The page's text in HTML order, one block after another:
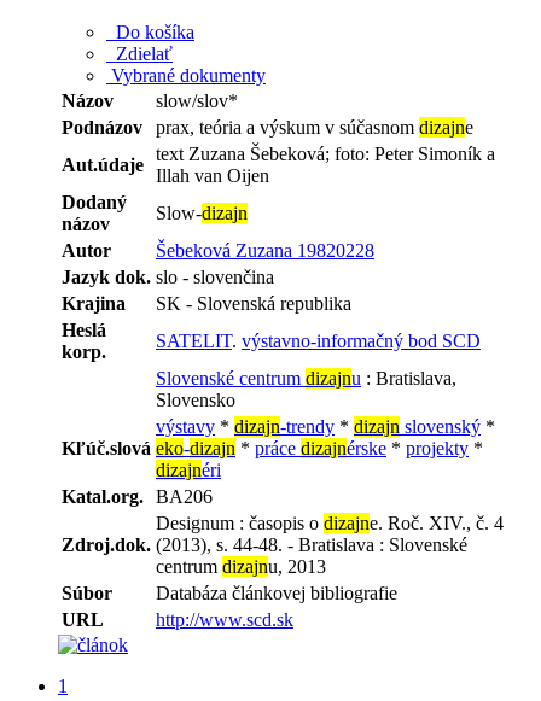
Do košíka
Zdielať
Vybrané dokumenty
Názov
slow/slov*
Podnázov
prax, teória a výskum v súčasnom dizajne
Aut.údaje
text Zuzana Šebeková; foto: Peter Simoník a
Illah van Oijen
Dodaný
názov
Slow-dizajn
Autor
Šebeková Zuzana 19820228
Jazyk dok. slo - slovenčina
Krajina
SK - Slovenská republika
Heslá
korp.
SATELIT. výstavno-informačný bod SCD
Slovenské centrum dizajnu : Bratislava,
Slovensko
Kľúč.slová
výstavy * dizajn-trendy * dizajn slovenský *
eko-dizajn * práce dizajnérske * projekty *
dizajnéri
Katal.org. BA206
Zdroj.dok.
Designum : časopis o dizajne. Roč. XIV., č. 4
(2013), s. 44-48. - Bratislava : Slovenské
centrum dizajnu, 2013
Súbor
Databáza článkovej bibliografie
URL
http://www.scd.sk
1